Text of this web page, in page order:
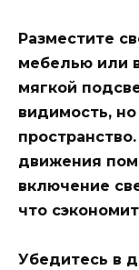
Разместите
мебелью или
мягкой
видимость,
движения
включение
что
Убедитесь в